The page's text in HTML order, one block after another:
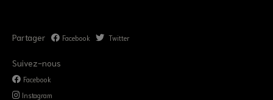
Partager Facebook Twitter
Suivez-nous
Facebook
Instagram